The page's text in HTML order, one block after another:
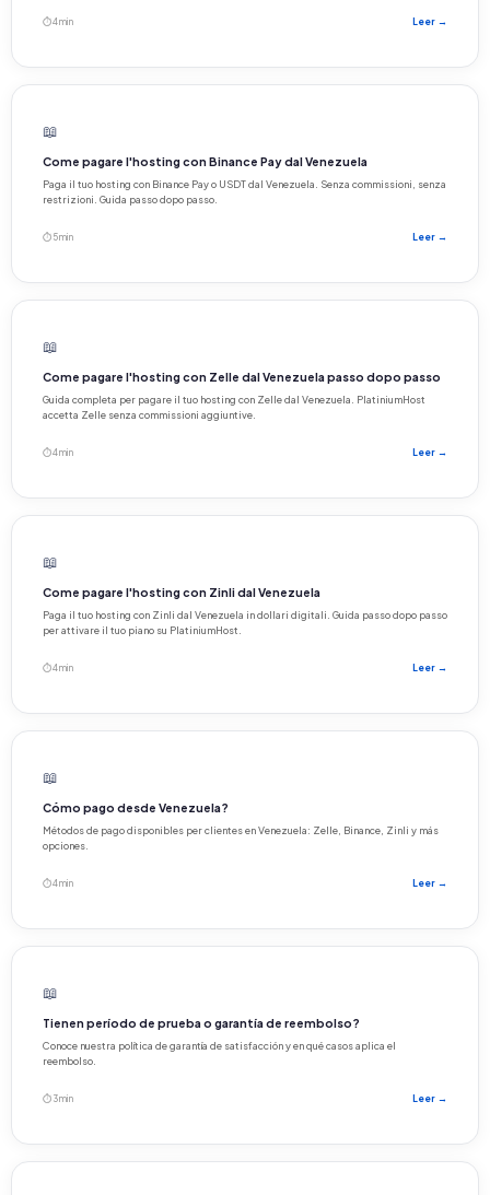
⏱ 4 min Leer →
📖
Come pagare l'hosting con Binance Pay dal Venezuela
Paga il tuo hosting con Binance Pay o USDT dal Venezuela. Senza commissioni, senza
restrizioni. Guida passo dopo passo.
⏱ 5 min Leer →
📖
Come pagare l'hosting con Zelle dal Venezuela passo dopo passo
Guida completa per pagare il tuo hosting con Zelle dal Venezuela. PlatiniumHost
accetta Zelle senza commissioni aggiuntive.
⏱ 4 min Leer →
📖
Come pagare l'hosting con Zinli dal Venezuela
Paga il tuo hosting con Zinli dal Venezuela in dollari digitali. Guida passo dopo passo
per attivare il tuo piano su PlatiniumHost.
⏱ 4 min Leer →
📖
Cómo pago desde Venezuela?
Métodos de pago disponibles per clientes en Venezuela: Zelle, Binance, Zinli y más
opciones.
⏱ 4 min Leer →
📖
Tienen período de prueba o garantía de reembolso?
Conoce nuestra política de garantía de satisfacción y en qué casos aplica el
reembolso.
⏱ 3 min Leer →